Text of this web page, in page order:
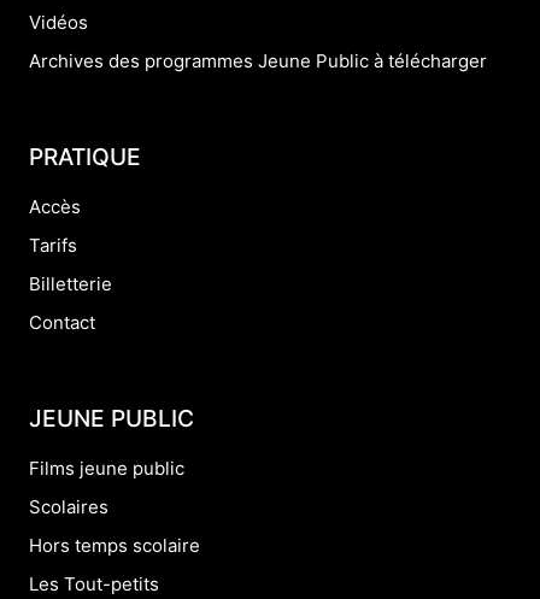
Vidéos
Archives des programmes Jeune Public à télécharger
PRATIQUE
Accès
Tarifs
Billetterie
Contact
JEUNE PUBLIC
Films jeune public
Scolaires
Hors temps scolaire
Les Tout-petits